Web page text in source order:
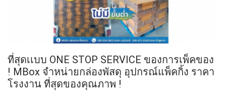
ที่สุดเเบบ ONE STOP SERVICE ของการเพ็คของ
! MBox จำหน่ายกล่องพัสดุ อุปกรณ์แพ็คกิ้ง ราคา
โรงงาน ที่สุดของคุณภาพ !